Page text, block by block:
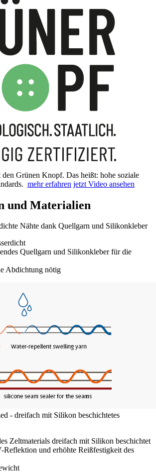
den Grünen Knopf. Das heißt: hohe soziale
mehr erfahren jetzt Video ansehen
und Materialien
Nähte dank Quellgarn und Silikonkleber
Quellgarn und Silikonkleber für die
Abdichtung nötig
- dreifach mit Silikon beschichtetes
Zeltmaterials dreifach mit Silikon beschichtet
Reflektion und erhöhte Reißfestigkeit des